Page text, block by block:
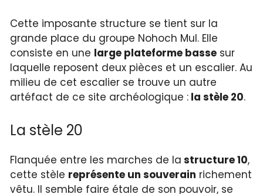
Cette imposante structure se tient sur la
grande place du groupe Nohoch Mul. Elle
consiste en une large plateforme basse sur
laquelle reposent deux pièces et un escalier. Au
milieu de cet escalier se trouve un autre
artéfact de ce site archéologique : la stèle 20.
La stèle 20
Flanquée entre les marches de la structure 10,
cette stèle représente un souverain richement
vêtu. Il semble faire étale de son pouvoir, se